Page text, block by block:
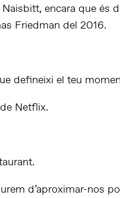
encara que és
Friedman del 2016.
defineixi el teu
Netflix.
d’aproximar-nos